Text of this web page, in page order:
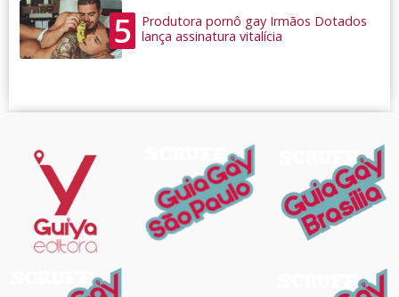
5
Produtora pornô gay Irmãos Dotados
lança assinatura vitalícia